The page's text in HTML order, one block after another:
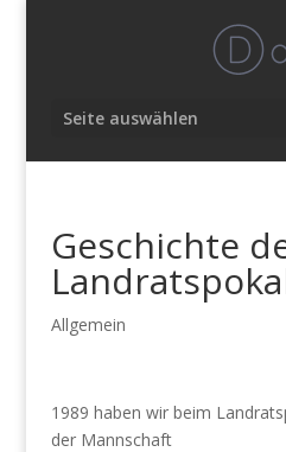
Seite auswählen
Geschichte
Allgemein
1989 haben wir beim
der Mannschaft